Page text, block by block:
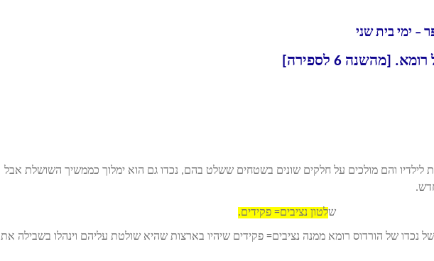
ימי בית שני
[מהשנה 6 לספירה]
והם מולכים על חלקים שונים בשטחים ששלט בהם, נכדו גם הוא ימלוך כממשיך השושלת אבל
שלטון נציבים= פקידים.
של נכדו של הורדוס רומא ממנה נציבים= פקידים שיהיו בארצות שהיא שולטת עליהם וינהלו בשבילה את